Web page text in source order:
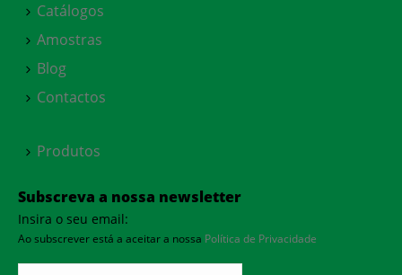
Catálogos
Amostras
Blog
Contactos
Produtos
Subscreva a nossa newsletter
Insira o seu email:
Ao subscrever está a aceitar a nossa Política de Privacidade